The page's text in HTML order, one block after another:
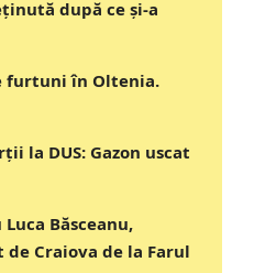
după ce și-a
furtuni în Oltenia.
la DUS: Gazon uscat
Băsceanu,
Craiova de la Farul